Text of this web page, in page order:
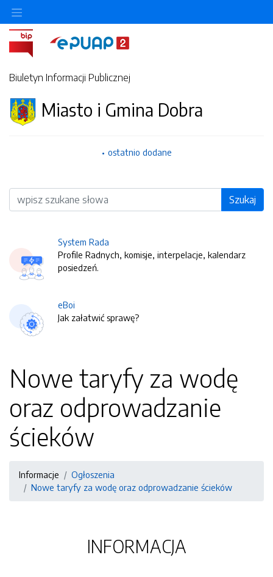
Biuletyn Informacji Publicznej
Miasto i Gmina Dobra
ostatnio dodane
Wyszukiwarka Szukaj
System Rada
Profile Radnych, komisje, interpelacje, kalendarz
posiedzeń.
eBoi
Jak załatwić sprawę?
Nowe taryfy za wodę
oraz odprowadzanie
ścieków
Informacje
Ogłoszenia
Nowe taryfy za wodę oraz odprowadzanie ścieków
INFORMACJA